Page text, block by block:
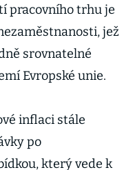
pracovního trhu je
jež
srovnatelné
Evropské unie.
inflaci stále
po
který vede k